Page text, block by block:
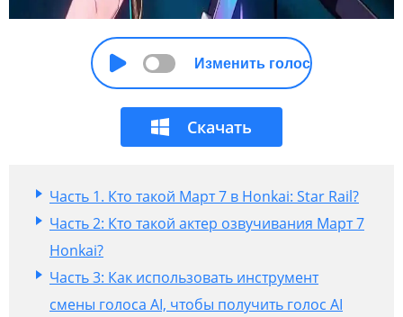
Изменить голос
Скачать
Часть 1. Кто такой Март 7 в Honkai: Star Rail?
Часть 2: Кто такой актер озвучивания Март 7
Honkai?
Часть 3: Как использовать инструмент
смены голоса AI, чтобы получить голос AI